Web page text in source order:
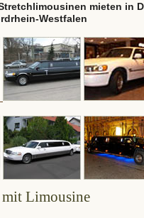
mieten in
Westfalen
Limousine